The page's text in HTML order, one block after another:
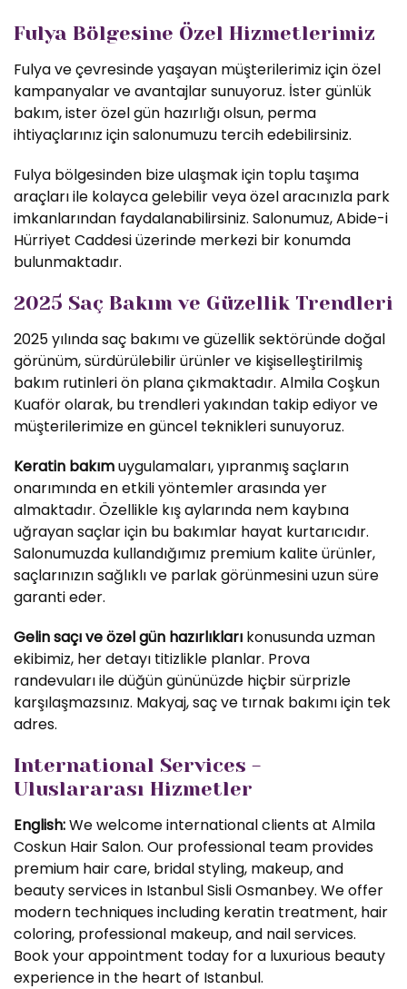
Fulya Bölgesine Özel Hizmetlerimiz
Fulya ve çevresinde yaşayan müşterilerimiz için özel
kampanyalar ve avantajlar sunuyoruz. İster günlük
bakım, ister özel gün hazırlığı olsun, perma
ihtiyaçlarınız için salonumuzu tercih edebilirsiniz.
Fulya bölgesinden bize ulaşmak için toplu taşıma
araçları ile kolayca gelebilir veya özel aracınızla park
imkanlarından faydalanabilirsiniz. Salonumuz, Abide-i
Hürriyet Caddesi üzerinde merkezi bir konumda
bulunmaktadır.
2025 Saç Bakım ve Güzellik Trendleri
2025 yılında saç bakımı ve güzellik sektöründe doğal
görünüm, sürdürülebilir ürünler ve kişiselleştirilmiş
bakım rutinleri ön plana çıkmaktadır. Almila Coşkun
Kuaför olarak, bu trendleri yakından takip ediyor ve
müşterilerimize en güncel teknikleri sunuyoruz.
Keratin bakımuygulamaları, yıpranmış saçların
onarımında en etkili yöntemler arasında yer
almaktadır. Özellikle kış aylarında nem kaybına
uğrayan saçlar için bu bakımlar hayat kurtarıcıdır.
Salonumuzda kullandığımız premium kalite ürünler,
saçlarınızın sağlıklı ve parlak görünmesini uzun süre
garanti eder.
Gelin saçı ve özel gün hazırlıkları konusunda uzman
ekibimiz, her detayı titizlikle planlar. Prova
randevuları ile düğün gününüzde hiçbir sürprizle
karşılaşmazsınız. Makyaj, saç ve tırnak bakımı için tek
adres.
International Services -
Uluslararası Hizmetler
English:We welcome international clients at Almila
Coskun Hair Salon. Our professional team provides
premium hair care, bridal styling, makeup, and
beauty services in Istanbul Sisli Osmanbey. We offer
modern techniques including keratin treatment, hair
coloring, professional makeup, and nail services.
Book your appointment today for a luxurious beauty
experience in the heart of Istanbul.